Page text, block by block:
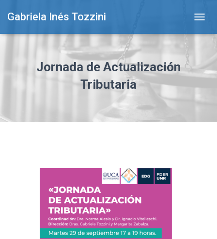
Gabriela Inés Tozzini
O
A
Jornada de Actualización
Tributaria